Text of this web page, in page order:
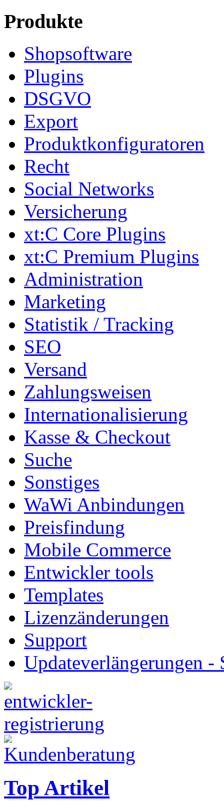
Produkte
Shopsoftware
Plugins
DSGVO
Export
Produktkonfiguratoren
Recht
Social Networks
Versicherung
xt:C Core Plugins
xt:C Premium Plugins
Administration
Marketing
Statistik / Tracking
SEO
Versand
Zahlungsweisen
Internationalisierung
Kasse & Checkout
Suche
Sonstiges
WaWi Anbindungen
Preisfindung
Mobile Commerce
Entwickler tools
Templates
Lizenzänderungen
Support
Updateverlängerungen -
Top Artikel